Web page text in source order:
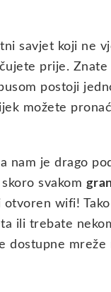
savjet koji ne
prije. Znate
postoji
možete
nam je drago
svakom
otvoren wifi!
ili trebate
dostupne mreže